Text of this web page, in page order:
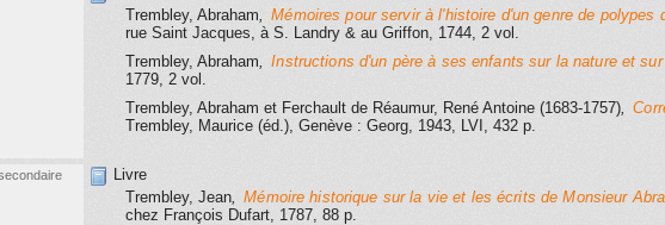
Trembley, Abraham, Mémoires pour servir à l'histoire d'un genre de polypes
rue Saint Jacques, à S. Landry & au Griffon, 1744, 2 vol.
Trembley, Abraham, Instructions d'un père à ses enfants sur la nature et
1779, 2 vol.
Trembley, Abraham et Ferchault de Réaumur, René Antoine (1683-1757),
Trembley, Maurice (éd.), Genève : Georg, 1943, LVI, 432 p.
Livre
Trembley, Jean, Mémoire historique sur la vie et les écrits de Monsieur
chez François Dufart, 1787, 88 p.